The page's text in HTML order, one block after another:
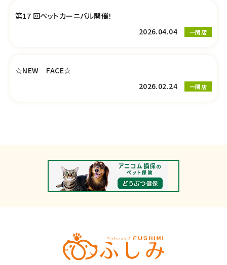
第17 回ペットカーニバル開催！
2026.04.04
一関店
☆NEW FACE☆
2026.02.24
一関店